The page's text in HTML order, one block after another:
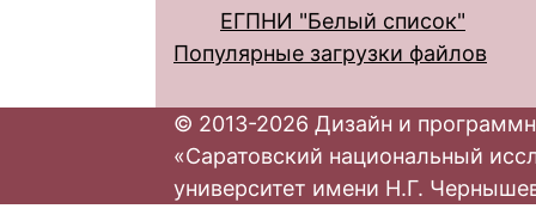
ЕГПНИ "Белый список"
Популярные загрузки файлов
© 2013-2026 Дизайн и
«Саратовский национальный
университет имени Н.Г.